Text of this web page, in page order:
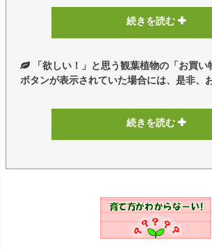
続きを読む
ブルーミングスケープでは、
質にこだわり、すべての観葉植物
く、現物を1度見て、これぞ！と
だけを、生産者さん指定で入荷さ
生産者さんを指定して入荷した
も弊社から見て、どうしても納得
樹形のものもあったりします。そ
葉植物はお客様へは出荷をしない
「欲しい！」と思う観葉植物の「お買い
ボタンが表示されていた場合には、是非、
続きを読む
こだわりの中で厳選したもの
植物がなくなった場合や弊社へ入
得がいかなかった観葉植物は、ブ
スケープ サイト内では、売り切